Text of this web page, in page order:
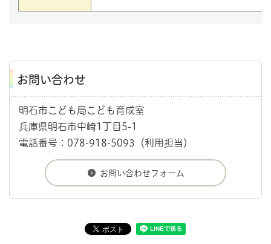
お問い合わせ
明石市こども局こども育成室
兵庫県明石市中崎1丁目5-1
電話番号：078-918-5093（利用担当）